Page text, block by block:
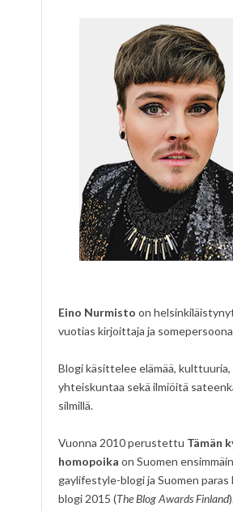
Eino Nurmisto on
vuotias kirjoittaja ja
Blogi käsittelee elämää, kulttuuria,
yhteiskuntaa sekä ilmiöitä
silmillä.
Vuonna 2010 perustettu Tämän
homopoika on Suomen
gaylifestyle-blogi ja Suomen
blogi 2015 (The Blog Awards Finland